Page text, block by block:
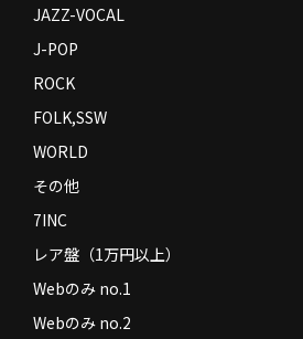
JAZZ-VOCAL
J-POP
ROCK
FOLK,SSW
WORLD
その他
7INC
レア盤（1万円以上）
Webのみ no.1
Webのみ no.2